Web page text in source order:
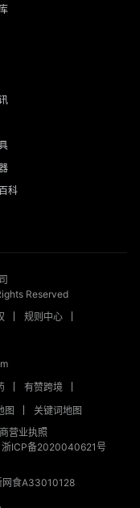
科
Reserved
规则中心
有赞跨境
图
关键词地图
营业执照
浙ICP备2020040621号
网食A33010128